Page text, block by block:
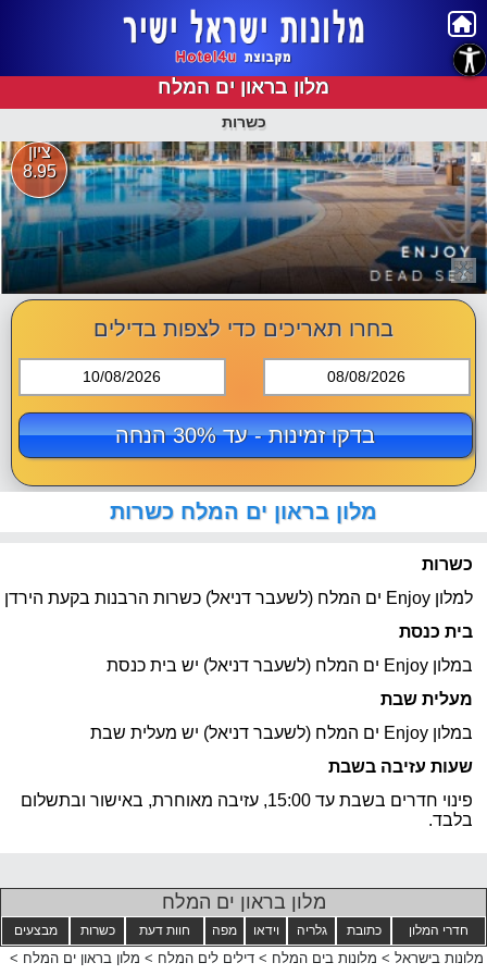
מלון בראון ים המלח
כשרות
ציון
8.95
בחרו תאריכים כדי לצפות בדילים
10/08/2026 08/08/2026
בדקו זמינות - עד 30% הנחה
מלון בראון ים המלח כשרות
כשרות
למלון Enjoy ים המלח (לשעבר דניאל) כשרות הרבנות בקעת הירדן
בית כנסת
במלון Enjoy ים המלח (לשעבר דניאל) יש בית כנסת
מעלית שבת
במלון Enjoy ים המלח (לשעבר דניאל) יש מעלית שבת
שעות עזיבה בשבת
פינוי חדרים בשבת עד 15:00, עזיבה מאוחרת, באישור ובתשלום
בלבד.
מלון בראון ים המלח
מבצעים כשרות חוות דעת מפה וידאו גלריה כתובת חדרי המלון
מלונות בישראל > מלונות בים המלח > דילים לים המלח > מלון בראון ים המלח >
נגישות